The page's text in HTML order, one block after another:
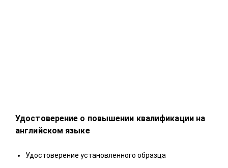
Удостоверение о повышении квалификации на
английском языке
Удостоверение установленного образца